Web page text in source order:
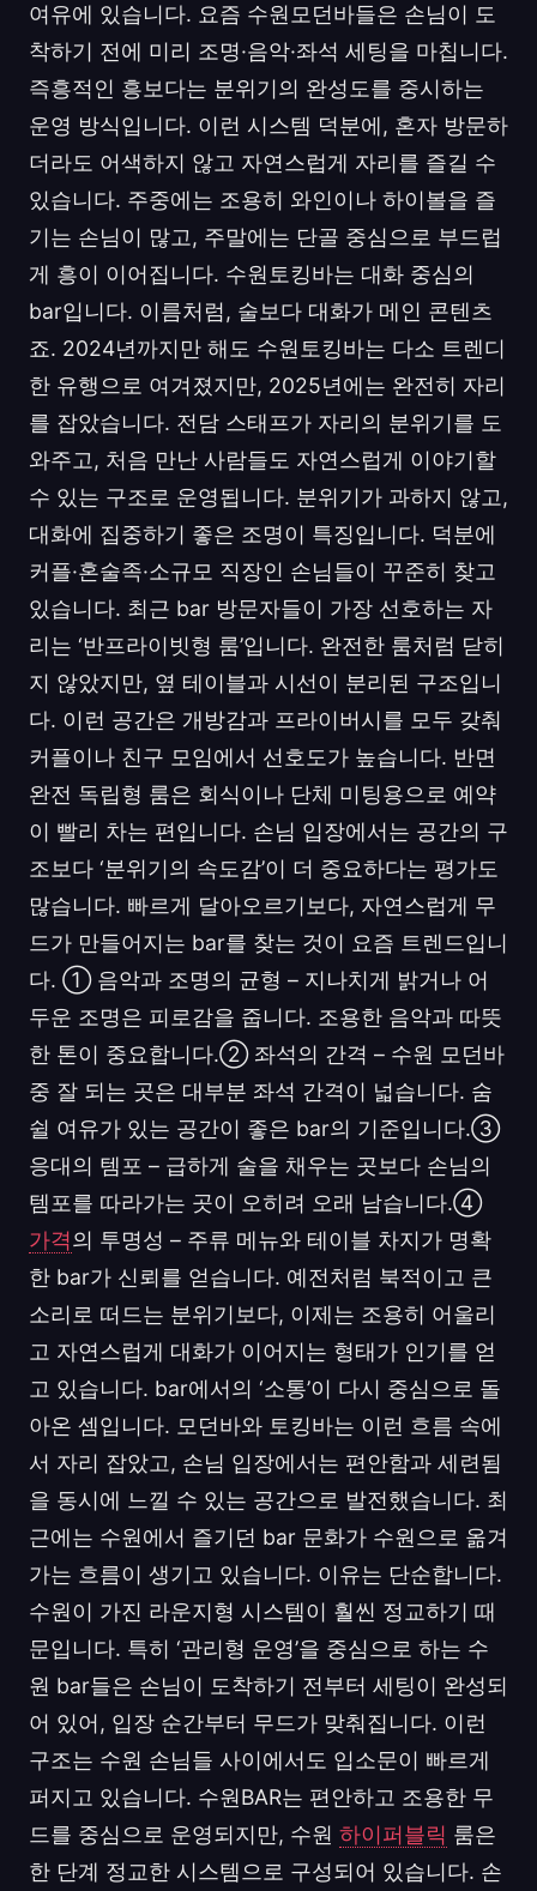
여유에 있습니다. 요즘 수원모던바들은 손님이 도
착하기 전에 미리 조명·음악·좌석 세팅을 마칩니다.
즉흥적인 흥보다는 분위기의 완성도를 중시하는
운영 방식입니다. 이런 시스템 덕분에, 혼자 방문하
더라도 어색하지 않고 자연스럽게 자리를 즐길 수
있습니다. 주중에는 조용히 와인이나 하이볼을 즐
기는 손님이 많고, 주말에는 단골 중심으로 부드럽
게 흥이 이어집니다. 수원토킹바는 대화 중심의
bar입니다. 이름처럼, 술보다 대화가 메인 콘텐츠
죠. 2024년까지만 해도 수원토킹바는 다소 트렌디
한 유행으로 여겨졌지만, 2025년에는 완전히 자리
를 잡았습니다. 전담 스태프가 자리의 분위기를 도
와주고, 처음 만난 사람들도 자연스럽게 이야기할
수 있는 구조로 운영됩니다. 분위기가 과하지 않고,
대화에 집중하기 좋은 조명이 특징입니다. 덕분에
커플·혼술족·소규모 직장인 손님들이 꾸준히 찾고
있습니다. 최근 bar 방문자들이 가장 선호하는 자
리는 ‘반프라이빗형 룸’입니다. 완전한 룸처럼 닫히
지 않았지만, 옆 테이블과 시선이 분리된 구조입니
다. 이런 공간은 개방감과 프라이버시를 모두 갖춰
커플이나 친구 모임에서 선호도가 높습니다. 반면
완전 독립형 룸은 회식이나 단체 미팅용으로 예약
이 빨리 차는 편입니다. 손님 입장에서는 공간의 구
조보다 ‘분위기의 속도감’이 더 중요하다는 평가도
많습니다. 빠르게 달아오르기보다, 자연스럽게 무
드가 만들어지는 bar를 찾는 것이 요즘 트렌드입니
다. ① 음악과 조명의 균형 – 지나치게 밝거나 어
두운 조명은 피로감을 줍니다. 조용한 음악과 따뜻
한 톤이 중요합니다.② 좌석의 간격 – 수원 모던바
중 잘 되는 곳은 대부분 좌석 간격이 넓습니다. 숨
쉴 여유가 있는 공간이 좋은 bar의 기준입니다.③
응대의 템포 – 급하게 술을 채우는 곳보다 손님의
템포를 따라가는 곳이 오히려 오래 남습니다.④
가격의 투명성 – 주류 메뉴와 테이블 차지가 명확
한 bar가 신뢰를 얻습니다. 예전처럼 북적이고 큰
소리로 떠드는 분위기보다, 이제는 조용히 어울리
고 자연스럽게 대화가 이어지는 형태가 인기를 얻
고 있습니다. bar에서의 ‘소통’이 다시 중심으로 돌
아온 셈입니다. 모던바와 토킹바는 이런 흐름 속에
서 자리 잡았고, 손님 입장에서는 편안함과 세련됨
을 동시에 느낄 수 있는 공간으로 발전했습니다. 최
근에는 수원에서 즐기던 bar 문화가 수원으로 옮겨
가는 흐름이 생기고 있습니다. 이유는 단순합니다.
수원이 가진 라운지형 시스템이 훨씬 정교하기 때
문입니다. 특히 ‘관리형 운영’을 중심으로 하는 수
원 bar들은 손님이 도착하기 전부터 세팅이 완성되
어 있어, 입장 순간부터 무드가 맞춰집니다. 이런
구조는 수원 손님들 사이에서도 입소문이 빠르게
퍼지고 있습니다. 수원BAR는 편안하고 조용한 무
드를 중심으로 운영되지만, 수원 하이퍼블릭 룸은
한 단계 정교한 시스템으로 구성되어 있습니다. 손